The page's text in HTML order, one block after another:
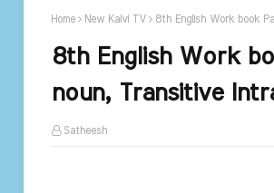
Home New Kalvi TV 8th English Work book
8th English Work
noun, Transitive
Satheesh